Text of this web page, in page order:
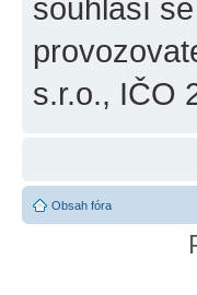
souhlasí
s.r.o., IČO
Obsah fóra